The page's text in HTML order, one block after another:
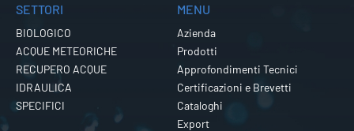
SETTORI
BIOLOGICO
ACQUE METEORICHE
RECUPERO ACQUE
IDRAULICA
SPECIFICI
MENU
Azienda
Prodotti
Approfondimenti Tecnici
Certificazioni e Brevetti
Cataloghi
Export